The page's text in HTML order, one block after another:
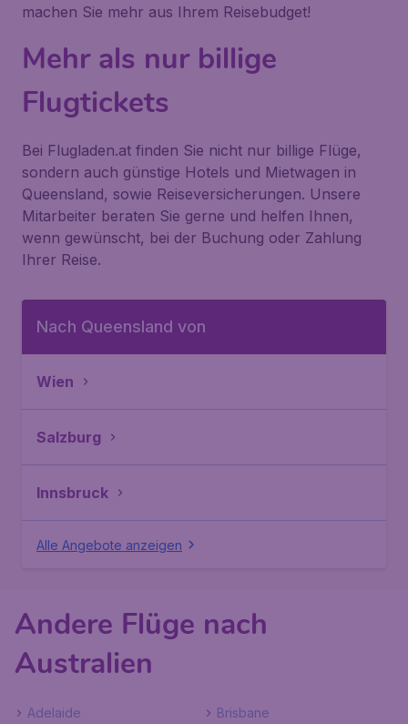
machen Sie mehr aus Ihrem Reisebudget!
Mehr als nur billige
Flugtickets
Bei Flugladen.at finden Sie nicht nur billige Flüge,
sondern auch günstige Hotels und Mietwagen in
Queensland, sowie Reiseversicherungen. Unsere
Mitarbeiter beraten Sie gerne und helfen Ihnen,
wenn gewünscht, bei der Buchung oder Zahlung
Ihrer Reise.
Nach Queensland von
Wien
Salzburg
Innsbruck
Alle Angebote anzeigen
Andere Flüge nach
Australien
Adelaide
Brisbane